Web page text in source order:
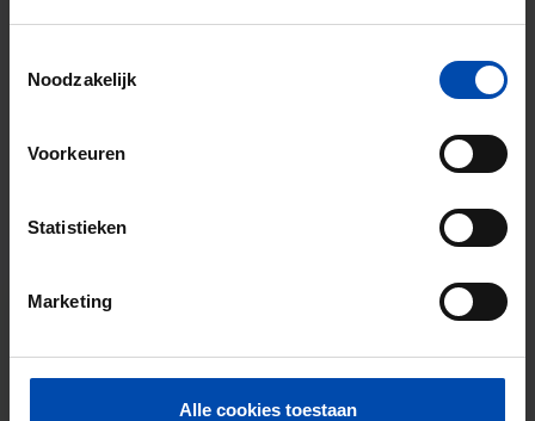
Noodzakelijk
Voorkeuren
Statistieken
Marketing
Alle cookies toestaan
Gevonden op:Gnagnagna.nl
⚡️ Deze woning is waarschijnlijk al weg
Reageer binnen 15 minuten om kans te maken. Met
Rent.nl ben je altijd als eerste!
Tip!
Mis nooit meer een
eengezinswoning in
Veendam